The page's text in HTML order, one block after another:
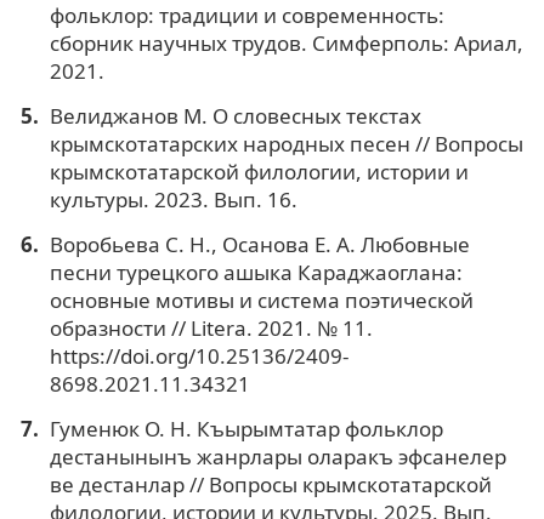
фольклор: традиции и современность:
сборник научных трудов. Симферполь: Ариал,
2021.
Велиджанов М. О словесных текстах
крымскотатарских народных песен // Вопросы
крымскотатарской филологии, истории и
культуры. 2023. Вып. 16.
Воробьева С. Н., Осанова Е. А. Любовные
песни турецкого ашыка Караджаоглана:
основные мотивы и система поэтической
образности // Litera. 2021. № 11.
https://doi.org/10.25136/2409-
8698.2021.11.34321
Гуменюк О. Н. Къырымтатар фольклор
дестанынынъ жанрлары оларакъ эфсанелер
ве дестанлар // Вопросы крымскотатарской
филологии, истории и культуры. 2025. Вып.